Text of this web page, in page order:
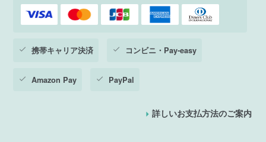
携帯キャリア決済 コンビニ・Pay-easy
Amazon Pay PayPal
詳しいお支払方法のご案内